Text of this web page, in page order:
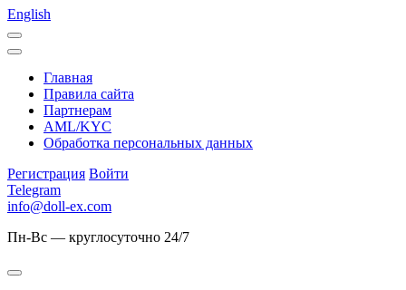
English
Главная
Правила сайта
Партнерам
AML/KYC
Обработка персональных данных
Регистрация Войти
Telegram
info@doll-ex.com
Пн-Вс — круглосуточно 24/7